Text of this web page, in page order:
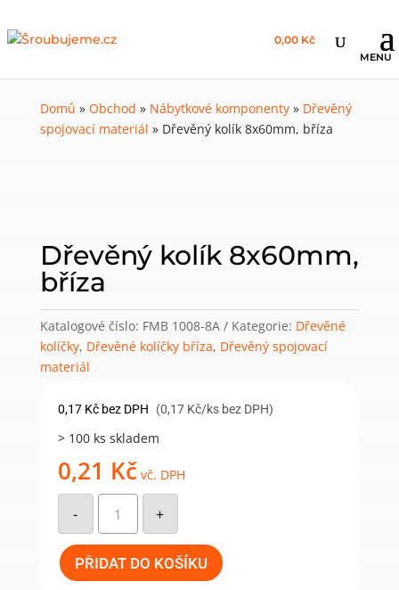
0,00 Kč
Domů » Obchod » Nábytkové komponenty» Dřevěný
spojovací materiál » Dřevěný kolík 8x60mm, bříza
Dřevěný kolík 8x60mm,
bříza
Katalogové číslo: FMB 1008-8A Kategorie: Dřevěné
kolíčky, Dřevěné kolíčky bříza, Dřevěný spojovací
materiál
0,17 Kč bez DPH (0,17 Kč/ks bez DPH)
> 100 ks skladem
0,21 Kč vč. DPH
-
Dřevěný
kolík
8x60mm,
bříza
množství
+
PŘIDAT DO KOŠÍKU